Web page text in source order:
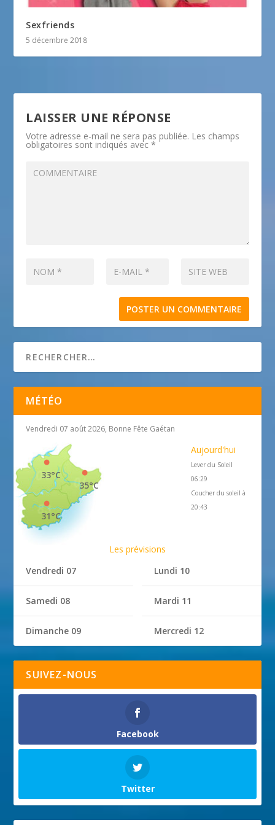
Sexfriends
5 décembre 2018
LAISSER UNE RÉPONSE
Votre adresse e-mail ne sera pas publiée. Les champs
obligatoires sont indiqués avec*
MÉTÉO
Vendredi 07 août 2026, Bonne Fête Gaétan
35°C
33°C
31°C
Aujourd'hui
Lever du Soleil
06:29
Coucher du soleil à
20:43
Les prévisions
Vendredi 07
Samedi 08
Dimanche 09
Lundi 10
Mardi 11
Mercredi 12
SUIVEZ-NOUS
Facebook
Twitter